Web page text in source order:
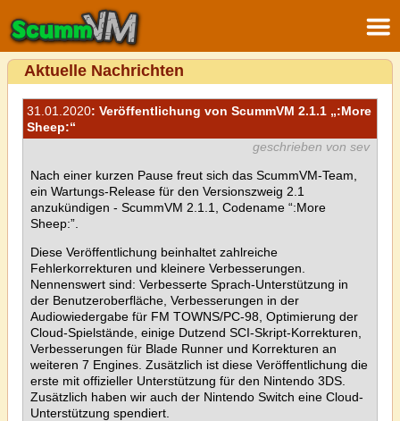
Aktuelle Nachrichten
31.01.2020: Veröffentlichung von ScummVM 2.1.1 „:More
Sheep:“
geschrieben von sev
Nach einer kurzen Pause freut sich das ScummVM-Team,
ein Wartungs-Release für den Versionszweig 2.1
anzukündigen - ScummVM 2.1.1, Codename “:More
Sheep:”.
Diese Veröffentlichung beinhaltet zahlreiche
Fehlerkorrekturen und kleinere Verbesserungen.
Nennenswert sind: Verbesserte Sprach-Unterstützung in
der Benutzeroberfläche, Verbesserungen in der
Audiowiedergabe für FM TOWNS/PC-98, Optimierung der
Cloud-Spielstände, einige Dutzend SCI-Skript-Korrekturen,
Verbesserungen für Blade Runner und Korrekturen an
weiteren 7 Engines. Zusätzlich ist diese Veröffentlichung die
erste mit offizieller Unterstützung für den Nintendo 3DS.
Zusätzlich haben wir auch der Nintendo Switch eine Cloud-
Unterstützung spendiert.